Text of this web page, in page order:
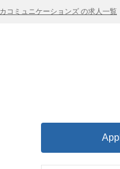
コミュニケーションズ の求人一覧